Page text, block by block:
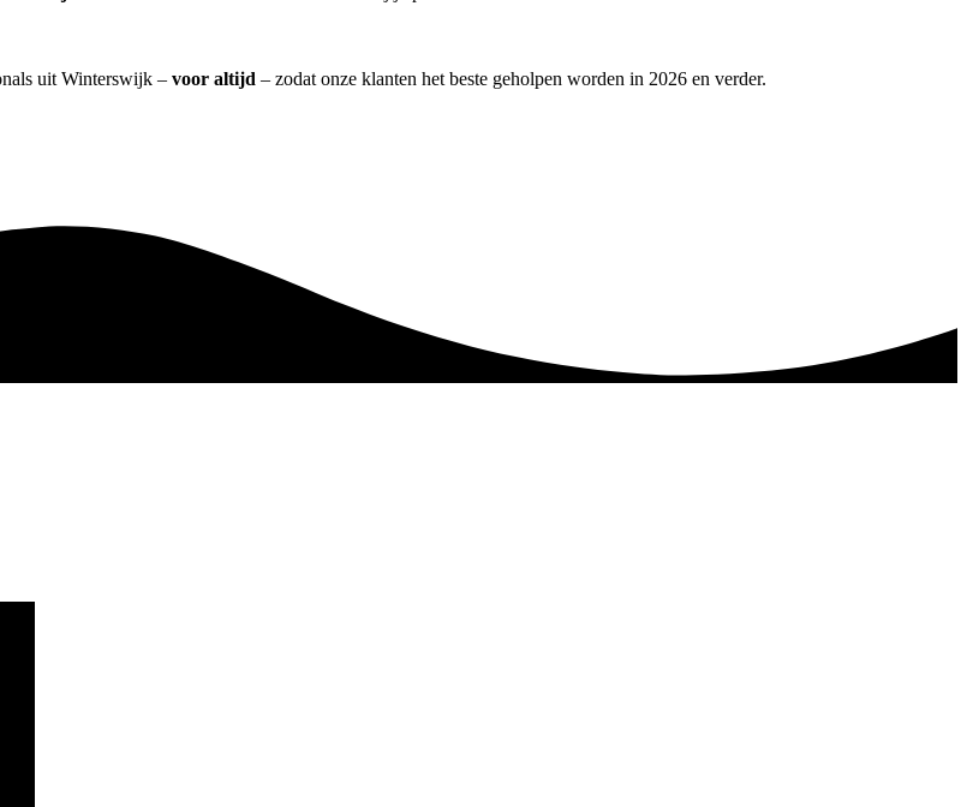
uit Winterswijk – voor altijd – zodat onze klanten het beste geholpen worden in 2026 en verder.